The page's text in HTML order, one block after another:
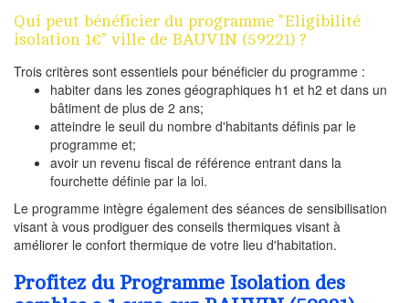
Qui peut bénéficier du programme "Eligibilité
isolation 1€" ville de BAUVIN (59221) ?
Trois critères sont essentiels pour bénéficier du programme :
habiter dans les zones géographiques h1 et h2 et dans un
bâtiment de plus de 2 ans;
atteindre le seuil du nombre d'habitants définis par le
programme et;
avoir un revenu fiscal de référence entrant dans la
fourchette définie par la loi.
Le programme intègre également des séances de sensibilisation
visant à vous prodiguer des conseils thermiques visant à
améliorer le confort thermique de votre lieu d'habitation.
Profitez du Programme Isolation des